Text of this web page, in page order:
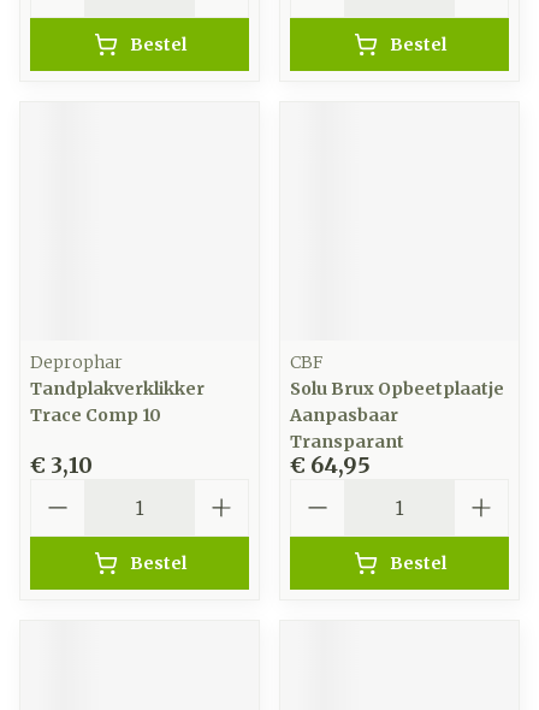
Bestel Bestel
Deprophar
Tandplakverklikker
Trace Comp 10
€ 3,10
Bestel
CBF
Solu Brux Opbeetplaatje
Aanpasbaar
Transparant
€ 64,95
Bestel